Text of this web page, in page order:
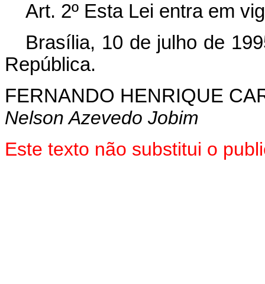
Art. 2º Esta Lei entra em
Brasília, 10 de julho de
República.
FERNANDO HENRIQUE
Nelson Azevedo Jobim
Este texto não substitui o